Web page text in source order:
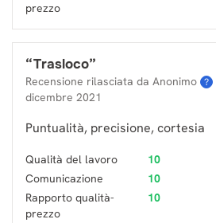
prezzo
“Trasloco”
Recensione rilasciata da Anonimo ?
dicembre 2021
Puntualità, precisione, cortesia
Qualità del lavoro
10
Comunicazione
10
Rapporto qualità-
prezzo
10